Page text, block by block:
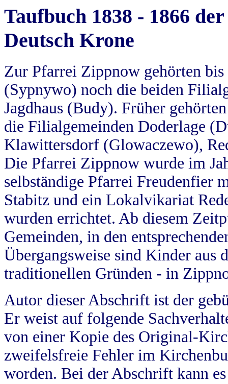
Taufbuch 1838 - 1866
Deutsch Krone
Zur Pfarrei Zippnow gehörten
(Sypnywo) noch die beiden
Jagdhaus (Budy). Früher
die Filialgemeinden Doderlage
Klawittersdorf (Glowaczewo),
Die Pfarrei Zippnow wurde im
selbständige Pfarrei Freudenfier
Stabitz und ein Lokalvikariat
wurden errichtet. Ab diesem
Gemeinden, in den
Übergangsweise sind Kinder aus
traditionellen Gründen - in
Autor dieser Abschrift ist der
Er weist auf folgende
von einer Kopie des Original-
zweifelsfreie Fehler im
worden. Bei der Abschrift kann